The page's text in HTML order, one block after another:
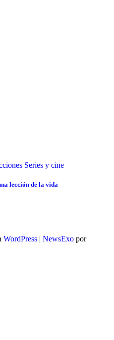
Series y cine
lección de la vida
WordPress | NewsExo por